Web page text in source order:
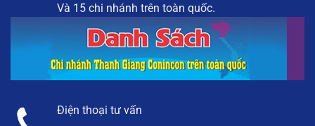
Và 15 chi nhánh trên toàn quốc.
Điện thoại tư vấn